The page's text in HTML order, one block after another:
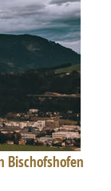
Bischofshofen